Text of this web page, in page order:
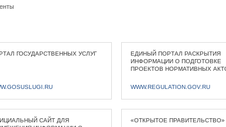
ГОСУДАРСТВЕННЫХ УСЛУГ
ЕДИНЫЙ ПОРТАЛ РАСКРЫТИЯ
ИНФОРМАЦИИ О ПОДГОТОВКЕ
ПРОЕКТОВ НОРМАТИВНЫХ
WWW.REGULATION.GOV.RU
САЙТ ДЛЯ
«ОТКРЫТОЕ ПРАВИТЕЛЬСТВО»